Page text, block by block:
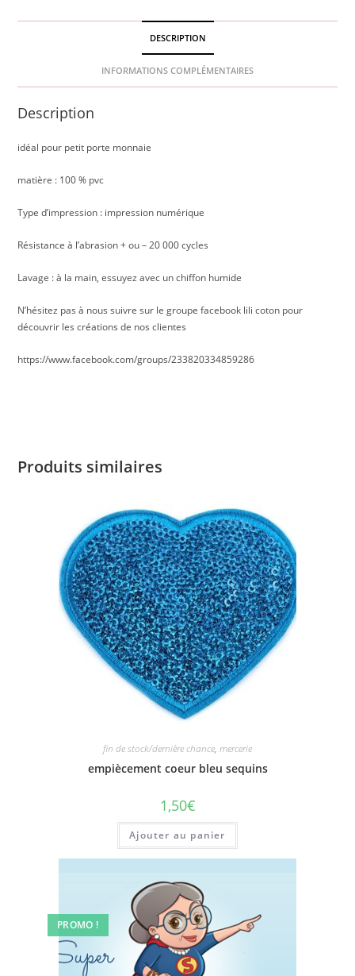
DESCRIPTION
INFORMATIONS COMPLÉMENTAIRES
Description
idéal pour petit porte monnaie
matière : 100 % pvc
Type d’impression : impression numérique
Résistance à l’abrasion + ou – 20 000 cycles
Lavage : à la main, essuyez avec un chiffon humide
N’hésitez pas à nous suivre sur le groupe facebook lili coton pour
découvrir les créations de nos clientes
https://www.facebook.com/groups/233820334859286
Produits similaires
fin de stock/dernière chance, mercerie
empiècement coeur bleu sequins
1,50€
Ajouter au panier
PROMO !